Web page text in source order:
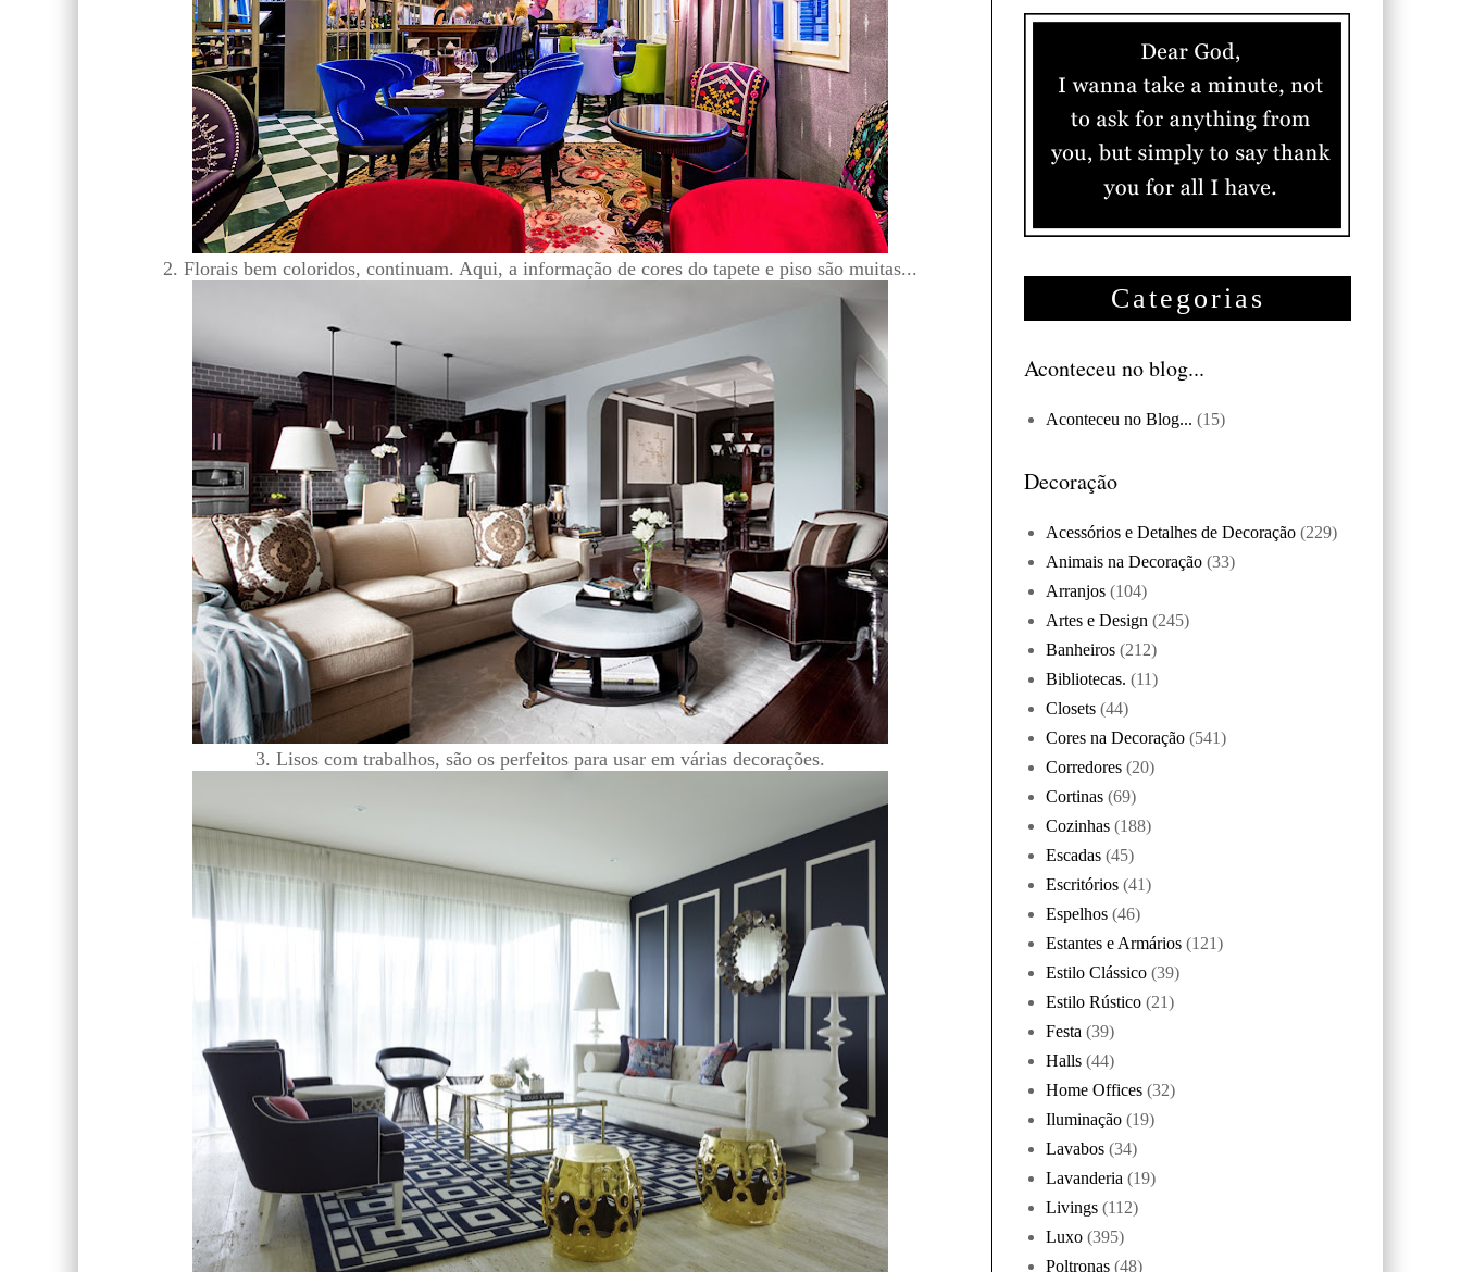
2. Florais bem coloridos, continuam. Aqui, a informação de cores do tapete e piso são muitas...
3. Lisos com trabalhos, são os perfeitos para usar em várias decorações.
Categorias
Aconteceu no blog...
Aconteceu no Blog... (15)
Decoração
Acessórios e Detalhes de Decoração (229)
Animais na Decoração (33)
Arranjos (104)
Artes e Design (245)
Banheiros (212)
Bibliotecas. (11)
Closets (44)
Cores na Decoração (541)
Corredores (20)
Cortinas (69)
Cozinhas (188)
Escadas (45)
Escritórios (41)
Espelhos (46)
Estantes e Armários (121)
Estilo Clássico (39)
Estilo Rústico (21)
Festa (39)
Halls (44)
Home Offices (32)
Iluminação (19)
Lavabos (34)
Lavanderia (19)
Livings (112)
Luxo (395)
Poltronas (48)